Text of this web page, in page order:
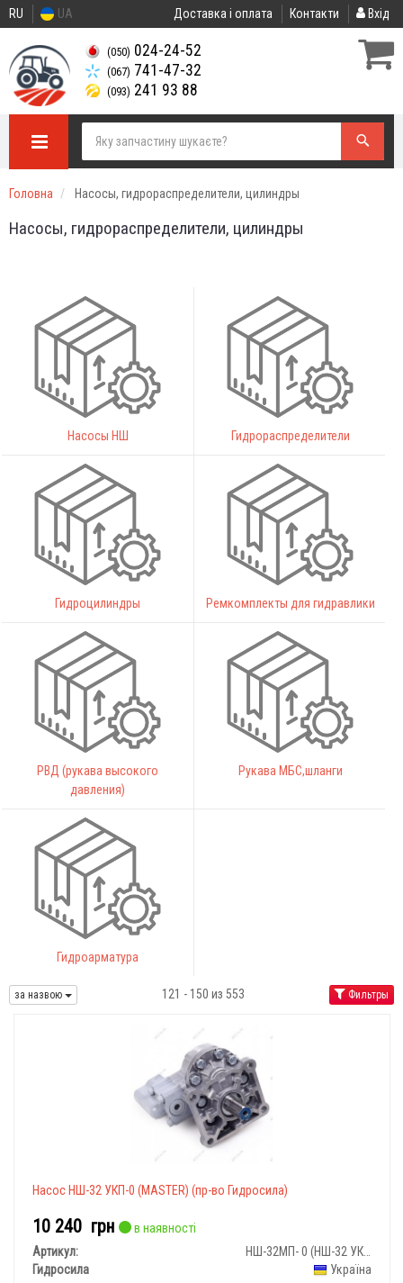
RU UA Доставка і оплата Контакти Вхід
(050) 024-24-52
(067) 741-47-32
(093) 241 93 88
Головна Насосы, гидрораспределители, цилиндры
Насосы, гидрораспределители, цилиндры
Насосы НШ Гидрораспределители
Гидроцилиндры Ремкомплекты для гидравлики
РВД (рукава высокого
давления)
Рукава МБС,шланги
Гидроарматура
за назвою 121 - 150 из 553 Фильтры
Насос НШ-32 УКП-0 (MASTER) (пр-во Гидросила)
10 240 грн
в наявності
Артикул:
НШ-32МП- 0 (НШ-32 УКП-0)
Гидросила
Україна